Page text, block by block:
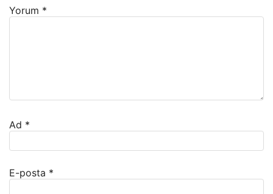
Yorum *
Ad *
E-posta *